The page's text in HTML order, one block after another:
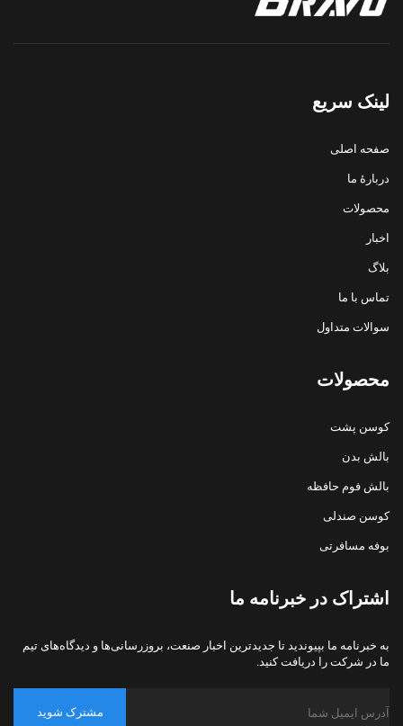
لینک سریع
صفحه اصلی
دربارهٔ ما
محصولات
اخبار
بلاگ
تماس با ما
سوالات متداول
محصولات
کوسن پشت
بالش بدن
بالش فوم حافظه
کوسن صندلی
بوفه مسافرتی
اشتراک در خبرنامه ما
به خبرنامه ما بپیوندید تا جدیدترین اخبار صنعت، بروزرسانی‌ها و دیدگاه‌های تیم
ما در شرکت را دریافت کنید.
مشترک شوید